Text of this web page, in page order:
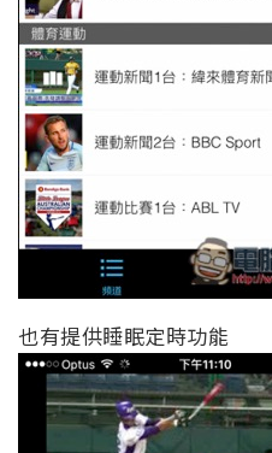
也有提供睡眠定時功能